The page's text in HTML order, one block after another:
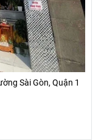
Sài Gòn, Quận 1